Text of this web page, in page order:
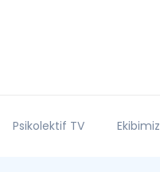
Psikolektif TV Ekibimiz